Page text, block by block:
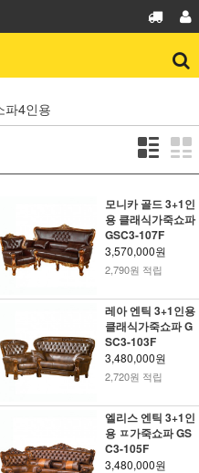
파4인용
모니카 골드 3+1인
용 클래식가죽쇼파
GSC3-107F
3,570,000원
2,790원 적립
레아 엔틱 3+1인용
클래식가죽쇼파 G
SC3-103F
3,480,000원
2,720원 적립
엘리스 엔틱 3+1인
용 ㅍ가죽쇼파 GS
C3-105F
3,480,000원